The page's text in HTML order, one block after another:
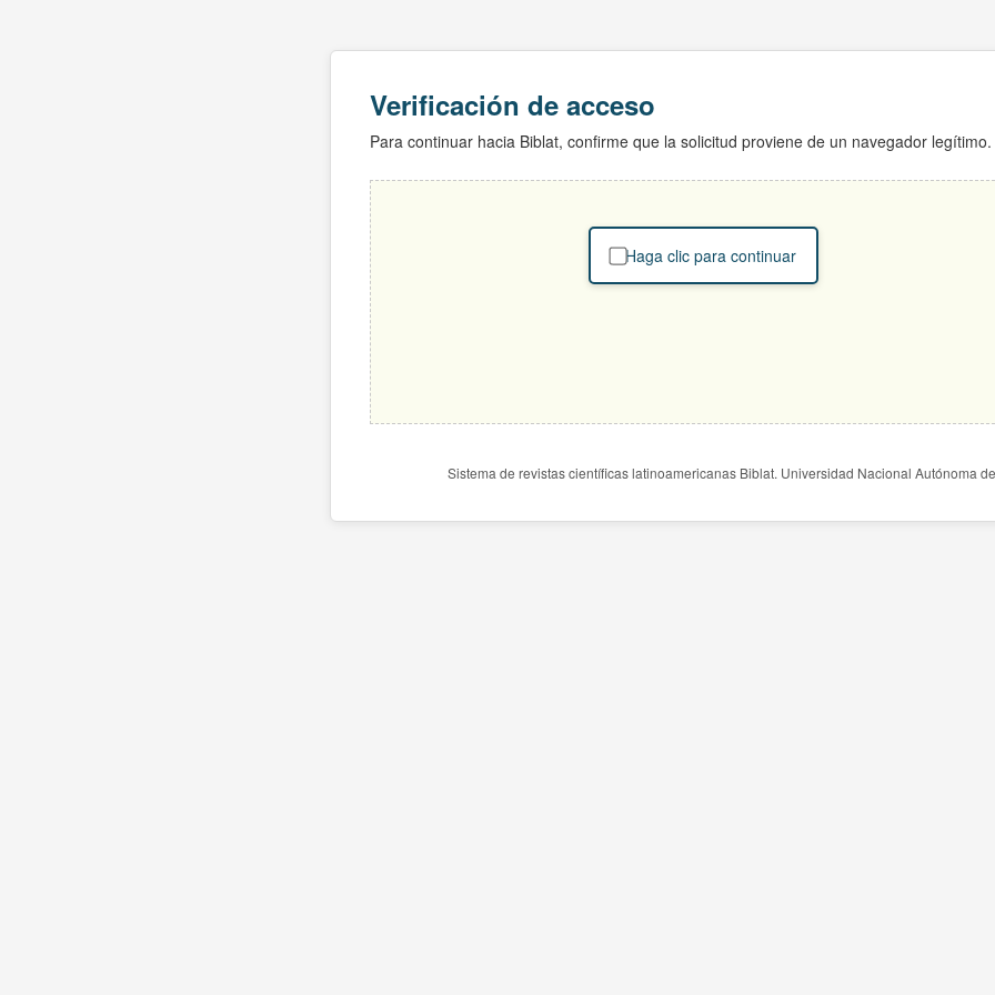
Verificación de acceso
Para continuar hacia Biblat, confirme que la solicitud proviene de un navegador legítimo.
Haga clic para continuar
Sistema de revistas científicas latinoamericanas Biblat. Universidad Nacional Autónoma